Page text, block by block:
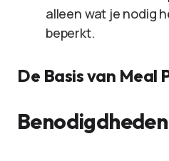
alleen wat je nodig
beperkt.
De Basis van Meal
Benodigdheden